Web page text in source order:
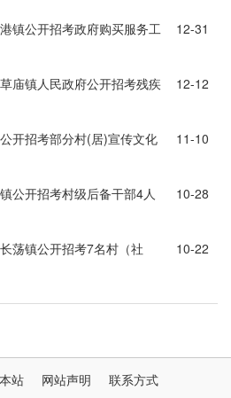
镇公开招考政府购买服务工
12-31
庙镇人民政府公开招考残疾
12-12
开招考部分村(居)宣传文化
11-10
公开招考村级后备干部4人
10-28
荡镇公开招考7名村（社
10-22
站 网站声明
联系方式